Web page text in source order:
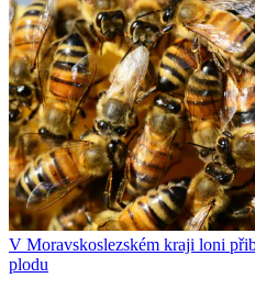
V Moravskoslezském kraji loni
plodu